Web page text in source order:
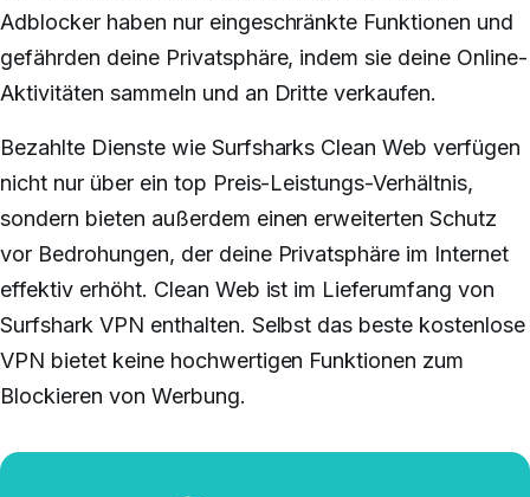
Adblocker haben nur eingeschränkte Funktionen und
gefährden deine Privatsphäre, indem sie deine Online-
Aktivitäten sammeln und an Dritte verkaufen.
Bezahlte Dienste wie Surfsharks Clean Web verfügen
nicht nur über ein top Preis-Leistungs-Verhältnis,
sondern bieten außerdem einen erweiterten Schutz
vor Bedrohungen, der deine Privatsphäre im Internet
effektiv erhöht. Clean Web ist im Lieferumfang von
Surfshark VPN enthalten. Selbst das beste kostenlose
VPN bietet keine hochwertigen Funktionen zum
Blockieren von Werbung.